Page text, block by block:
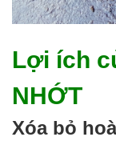
Hấp thụ khí độc Yucca
HÓA CHẤT XỬ LÝ
Xử lý nước sinh hoạt
Xử lý nước giếng khoan
DUNG MÔI CÔNG
Lợi ích
NHỚT
Xóa bỏ